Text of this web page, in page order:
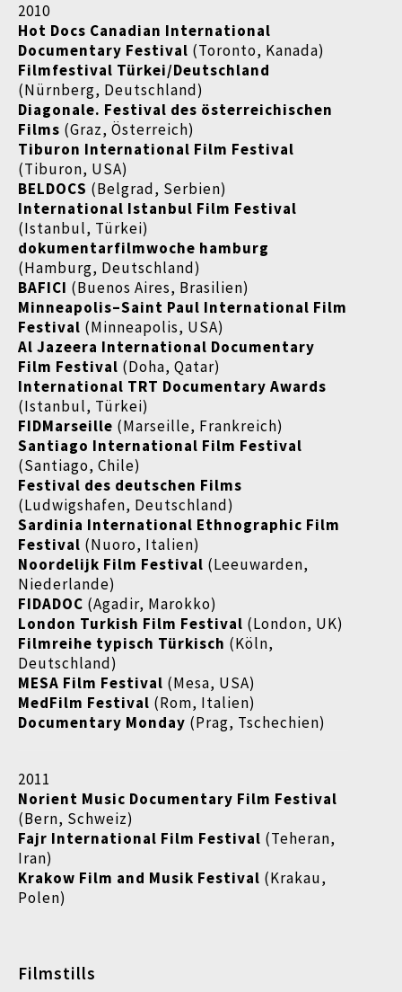
2010
Hot Docs Canadian International
Documentary Festival (Toronto, Kanada)
Filmfestival Türkei/Deutschland
(Nürnberg, Deutschland)
Diagonale. Festival des österreichischen
Films (Graz, Österreich)
Tiburon International Film Festival
(Tiburon, USA)
BELDOCS (Belgrad, Serbien)
International Istanbul Film Festival
(Istanbul, Türkei)
dokumentarfilmwoche hamburg
(Hamburg, Deutschland)
BAFICI (Buenos Aires, Brasilien)
Minneapolis–Saint Paul International Film
Festival (Minneapolis, USA)
Al Jazeera International Documentary
Film Festival (Doha, Qatar)
International TRT Documentary Awards
(Istanbul, Türkei)
FIDMarseille (Marseille, Frankreich)
Santiago International Film Festival
(Santiago, Chile)
Festival des deutschen Films
(Ludwigshafen, Deutschland)
Sardinia International Ethnographic Film
Festival (Nuoro, Italien)
Noordelijk Film Festival (Leeuwarden,
Niederlande)
FIDADOC (Agadir, Marokko)
London Turkish Film Festival (London, UK)
Filmreihe typisch Türkisch (Köln,
Deutschland)
MESA Film Festival (Mesa, USA)
MedFilm Festival (Rom, Italien)
Documentary Monday (Prag, Tschechien)
2011
Norient Music Documentary Film Festival
(Bern, Schweiz)
Fajr International Film Festival (Teheran,
Iran)
Krakow Film and Musik Festival (Krakau,
Polen)
Filmstills